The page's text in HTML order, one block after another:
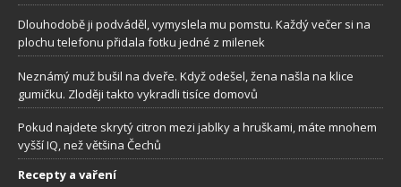
Dlouhodobě ji podváděl, vymyslela mu pomstu. Každý večer si na
plochu telefonu přidala fotku jedné z milenek
Neznámý muž bušil na dveře. Když odešel, žena našla na klice
gumičku. Zloději takto vykradli tisíce domovů
Pokud najdete skrytý citron mezi jablky a hruškami, máte mnohem
vyšší IQ, než většina Čechů
Recepty a vaření